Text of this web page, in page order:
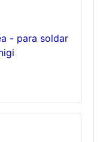
- para soldar